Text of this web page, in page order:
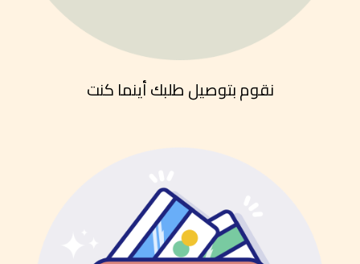
نقوم بتوصيل طلبك أينما كنت